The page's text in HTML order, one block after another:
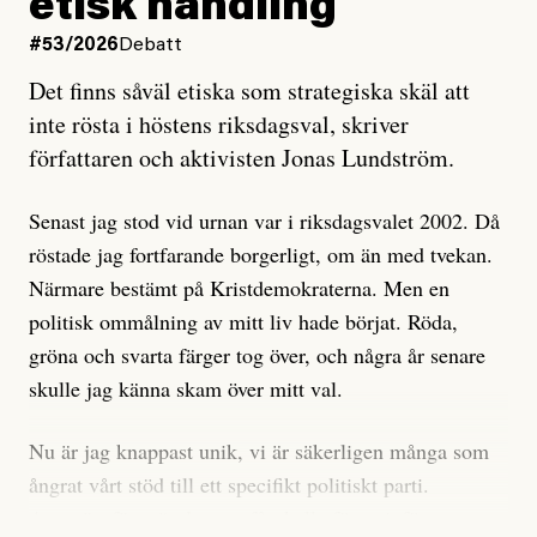
oro inom rörelsen.
Artikeln undersöker inte, som ETC påstår, ”vad som
är sant, vad som är rykten”, utan den bidrar bara till
ännu mer ryktesspridning. Det finns inte ett enda bevis
misstänkta personen är en infiltratör. Det som läsaren
får veta är att personen har ändrat sina politiska åsikter
under åren, att den har raderat tidigare innehåll på sina
sociala medier, att artikelns författare inte förstår sig
på personens ekonomi och att det tydligen finns
anonyma röster inom rörelsen som säger saker som
anses vara anledningar att titta närmare på personen,
men ingenting av detta är tillräckligt för att hänga ut
etisk handling
#53/2026 Debatt
Det finns såväl etiska som strategiska skäl att
inte rösta i höstens riksdagsval, skriver
författaren och aktivisten Jonas Lundström.
Senast jag stod vid urnan var i riksdagsvalet 2002. Då
röstade jag fortfarande borgerligt, om än med tvekan.
Närmare bestämt på Kristdemokraterna. Men en
politisk ommålning av mitt liv hade börjat. Röda,
gröna och svarta färger tog över, och några år senare
skulle jag känna skam över mitt val.
Nu är jag knappast unik, vi är säkerligen många som
ångrat vårt stöd till ett specifikt politiskt parti.